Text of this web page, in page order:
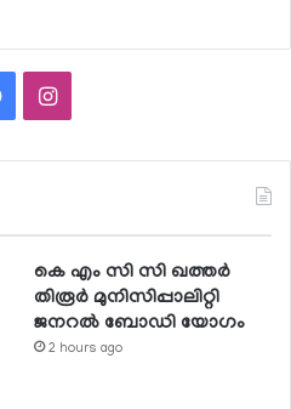
FacebookInstagram
കെ എം സി സി ഖത്തര്‍
തിരൂര്‍ മുനിസിപ്പാലിറ്റി
ജനറല്‍ ബോഡി യോഗം
2 hours ago